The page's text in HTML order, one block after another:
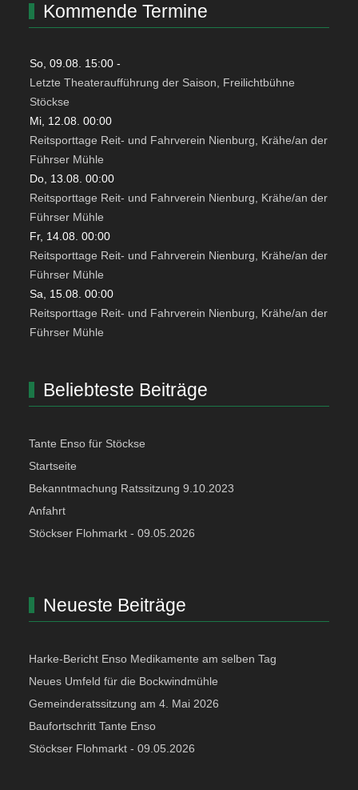
Kommende Termine
So, 09.08. 15:00-
Letzte Theateraufführung der Saison, Freilichtbühne
Stöckse
Mi, 12.08. 00:00
Reitsporttage Reit- und Fahrverein Nienburg, Krähe/an der
Führser Mühle
Do, 13.08. 00:00
Reitsporttage Reit- und Fahrverein Nienburg, Krähe/an der
Führser Mühle
Fr, 14.08. 00:00
Reitsporttage Reit- und Fahrverein Nienburg, Krähe/an der
Führser Mühle
Sa, 15.08. 00:00
Reitsporttage Reit- und Fahrverein Nienburg, Krähe/an der
Führser Mühle
Beliebteste Beiträge
Tante Enso für Stöckse
Startseite
Bekanntmachung Ratssitzung 9.10.2023
Anfahrt
Stöckser Flohmarkt - 09.05.2026
Neueste Beiträge
Harke-Bericht Enso Medikamente am selben Tag
Neues Umfeld für die Bockwindmühle
Gemeinderatssitzung am 4. Mai 2026
Baufortschritt Tante Enso
Stöckser Flohmarkt - 09.05.2026